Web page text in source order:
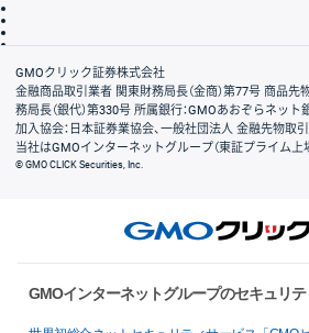
会社案内
GMOクリック証券株式会社
金融商品取引業者 関東財務局長（金商）第77号 商品
務局長（銀代）第330号 所属銀行：GMOあおぞらネット
加入協会：日本証券業協会、一般社団法人 金融先物取
当社はGMOインターネットグループ（東証プライム上
© GMO CLICK Securities, Inc.
GMOインターネットグループのセキュリ